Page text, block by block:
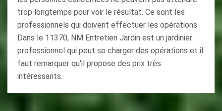
trop longtemps pour voir le résultat. Ce sont les
professionnels qui doivent effectuer les opérations.
Dans le 11370, NM Entretien Jardin est un jardinier
professionnel qui peut se charger des opérations et il
faut remarquer qu'il propose des prix très
intéressants.